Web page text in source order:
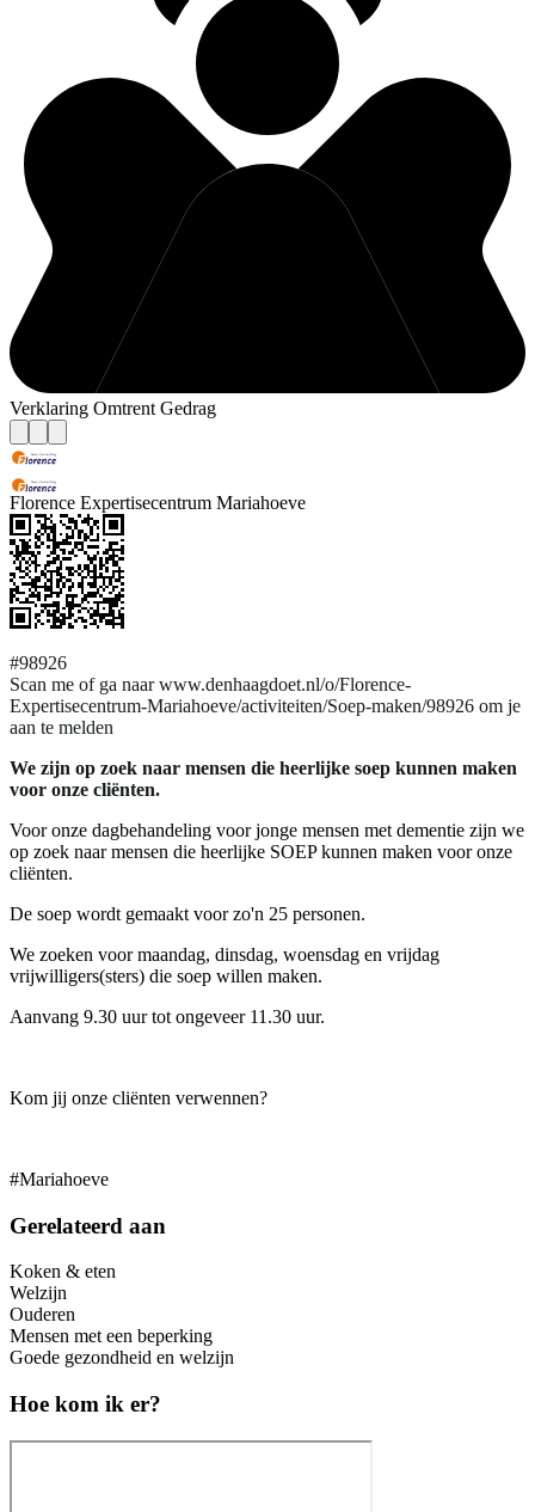
Verklaring Omtrent Gedrag
Florence Expertisecentrum Mariahoeve
#98926
Scan me of ga naar www.denhaagdoet.nl/o/Florence-
Expertisecentrum-Mariahoeve/activiteiten/Soep-maken/98926 om je
aan te melden
We zijn op zoek naar mensen die heerlijke soep kunnen maken
voor onze cliënten.
Voor onze dagbehandeling voor jonge mensen met dementie zijn we
op zoek naar mensen die heerlijke SOEP kunnen maken voor onze
cliënten.
De soep wordt gemaakt voor zo'n 25 personen.
We zoeken voor maandag, dinsdag, woensdag en vrijdag
vrijwilligers(sters) die soep willen maken.
Aanvang 9.30 uur tot ongeveer 11.30 uur.
Kom jij onze cliënten verwennen?
#Mariahoeve
Gerelateerd aan
Koken & eten
Welzijn
Ouderen
Mensen met een beperking
Goede gezondheid en welzijn
Hoe kom ik er?